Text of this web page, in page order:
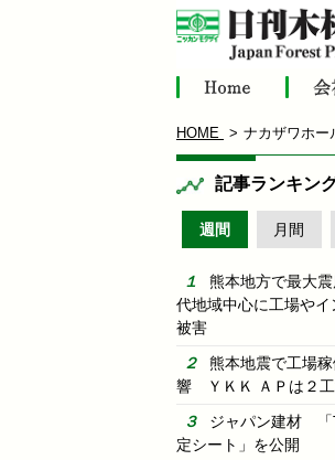
HOME ナカザワホ
記事ランキン
週間 月間
熊本地方で最大
代地域中心に工場やイ
被害
熊本地震で工場
響 ＹＫＫ ＡＰは２工
ジャパン建材 「
定シート」を公開